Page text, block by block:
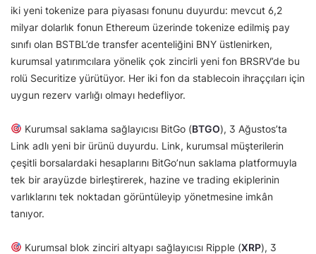
iki yeni tokenize para piyasası fonunu duyurdu: mevcut 6,2
milyar dolarlık fonun Ethereum üzerinde tokenize edilmiş pay
sınıfı olan BSTBL’de transfer acenteliğini BNY üstlenirken,
kurumsal yatırımcılara yönelik çok zincirli yeni fon BRSRV’de bu
rolü Securitize yürütüyor. Her iki fon da stablecoin ihraççıları için
uygun rezerv varlığı olmayı hedefliyor.
Kurumsal saklama sağlayıcısı BitGo (BTGO), 3 Ağustos’ta
Link adlı yeni bir ürünü duyurdu. Link, kurumsal müşterilerin
çeşitli borsalardaki hesaplarını BitGo’nun saklama platformuyla
tek bir arayüzde birleştirerek, hazine ve trading ekiplerinin
varlıklarını tek noktadan görüntüleyip yönetmesine imkân
tanıyor.
Kurumsal blok zinciri altyapı sağlayıcısı Ripple (XRP), 3